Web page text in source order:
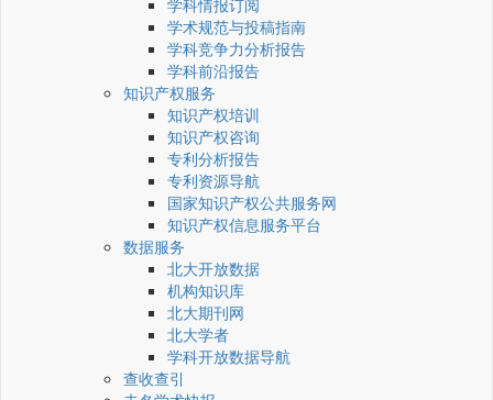
学科情报订阅
学术规范与投稿指南
学科竞争力分析报告
学科前沿报告
知识产权服务
知识产权培训
知识产权咨询
专利分析报告
专利资源导航
国家知识产权公共服务网
知识产权信息服务平台
数据服务
北大开放数据
机构知识库
北大期刊网
北大学者
学科开放数据导航
查收查引